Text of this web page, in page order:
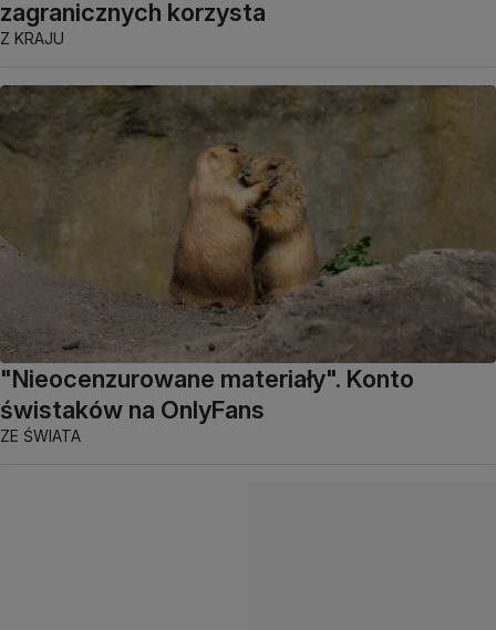
zagranicznych korzysta
Z KRAJU
"Nieocenzurowane materiały". Konto
świstaków na OnlyFans
ZE ŚWIATA